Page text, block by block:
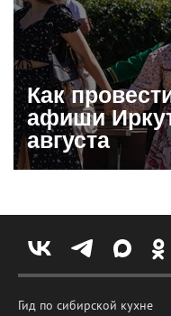
Как
афиши
августа
Гид по сибирской кухне